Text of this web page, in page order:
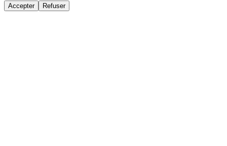
Accepter Refuser